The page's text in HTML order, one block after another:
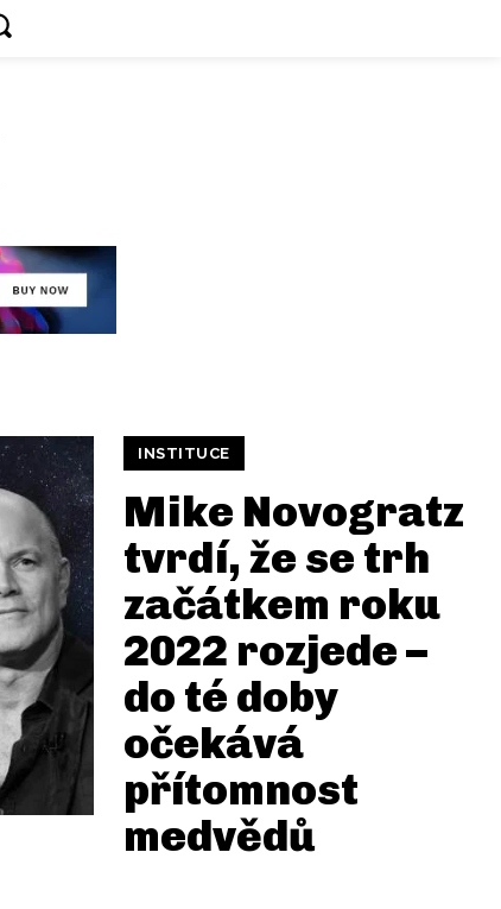
INSTITUCE
Mike Novogratz
tvrdí, že se trh
začátkem roku
2022 rozjede –
do té doby
očekává
přítomnost
medvědů